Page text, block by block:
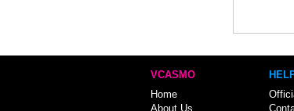
VCASMO
Home
About Us